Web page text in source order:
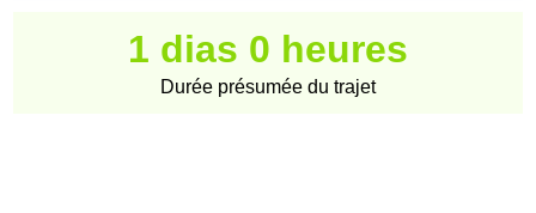
1 dias 0 heures
Durée présumée du trajet